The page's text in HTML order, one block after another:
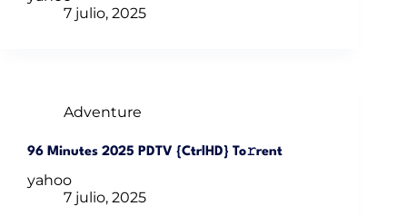
7 julio, 2025
Adventure
96 Minutes 2025 PDTV {CtrlHD} To𝚛rent
yahoo
7 julio, 2025